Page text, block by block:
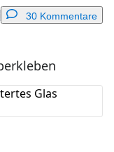
30 Kommentare